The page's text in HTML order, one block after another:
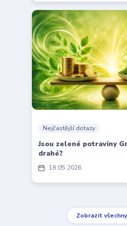
18 05 2026
Nejčastější dotazy
Jsou zelené potraviny
drahé?
Zobrazit